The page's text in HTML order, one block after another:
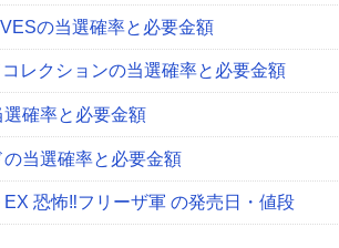
の当選確率と必要金額
レクションの当選確率と必要金額
確率と必要金額
当選確率と必要金額
恐怖‼フリーザ軍 の発売日・値段